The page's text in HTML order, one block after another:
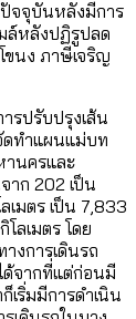
2025
ความน่าอยู่
กทม.
ปัจจุบันหลังมีการ
ล์หลังปฏิรูปลด
นง ภาษีเจริญ
รปรับปรุงเส้น
ดทำแผนแม่บท
านครและ
าก 202 เป็น
เมตร เป็น 7,833
ลเมตร โดย
งการเดินรถ
ด้จากที่แต่ก่อนมี
เริ่มมีการดำเนิน